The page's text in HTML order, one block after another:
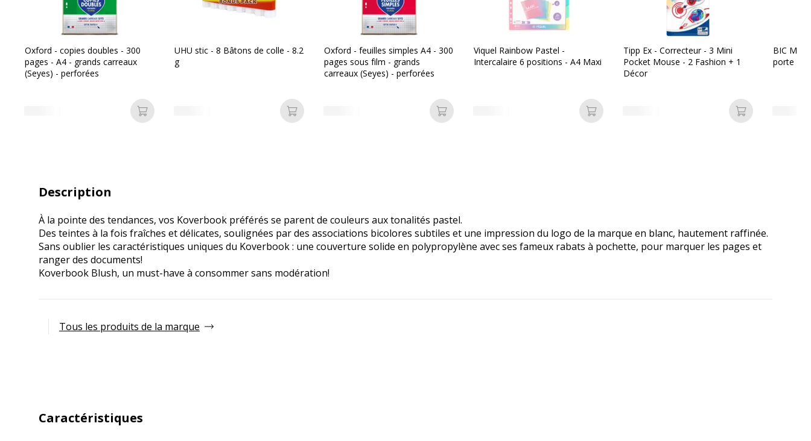
Oxford - copies doubles - 300
pages - A4 - grands carreaux
(Seyes) - perforées
Ajouter au panier
UHU stic - 8 Bâtons de colle - 8.2
g
Ajouter au panier
Oxford - feuilles simples A4 - 300
pages sous film - grands
carreaux (Seyes) - perforées
Ajouter au panier
Viquel Rainbow Pastel -
Intercalaire 6 positions - A4 Maxi
Ajouter au panier
Tipp Ex - Correcteur - 3 Mini
Pocket Mouse - 2 Fashion + 1
Décor
Ajouter au
BIC
porte
Description
À la pointe des tendances, vos Koverbook préférés se parent de couleurs aux tonalités pastel.
Des teintes à la fois fraîches et délicates, soulignées par des associations bicolores subtiles et une impression du logo de la marque en blanc, hautement raffinée.
Sans oublier les caractéristiques uniques du Koverbook : une couverture solide en polypropylène avec ses fameux rabats à pochette, pour marquer les pages et
ranger des documents!
Koverbook Blush, un must-have à consommer sans modération!
Tous les produits de la marque
Caractéristiques